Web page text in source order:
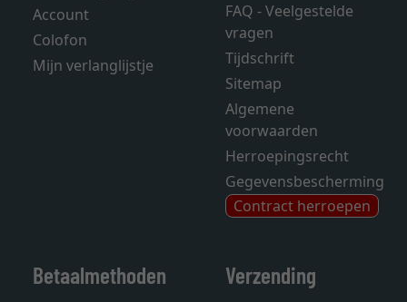
Account
Colofon
Mijn verlanglijstje
FAQ - Veelgestelde
vragen
Tijdschrift
Sitemap
Algemene
voorwaarden
Herroepingsrecht
Gegevensbescherming
Contract herroepen
Betaalmethoden Verzending